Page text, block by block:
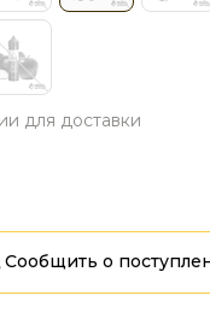
для доставки
Сообщить о